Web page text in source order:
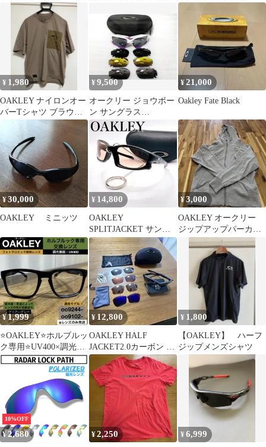
ートロ
¥ 1,980
OAKLEY ナイロンオー
バーTシャツ ブラウン
¥9,500
オークリー ジョウボー
ン サングラス
OAKLEY 偏光 自転車
ロードバイク
¥21,000
Oakley Fate Black
¥30,000
OAKLEY ミニッツ
¥ 14,800
OAKLEY
SPLITJACKET サング
ラス USA製 スプリット
ジャケット
¥3,000
OAKLEY オークリー
ジップアップパーカー
グレー
¥1,999
⭐️OAKLEY⭐️ホルブルッ
ク専用⭐️UV400×調光⭐️
クリア↔︎グレー⭐️交換
¥ 12,800
OAKLEY HALF
JACKET2.0カーボン サ
ングラス&レンズセッ
ト
¥ 1,800
【OAKLEY】 ハーフ
ジップメンズシャツ
10%OFF
¥ 2,680 ¥2,250 ¥6,999